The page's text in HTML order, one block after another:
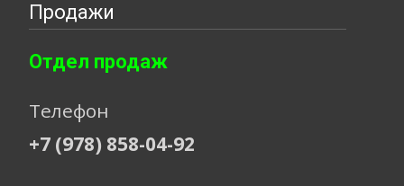
Продажи
Отдел продаж
Телефон
+7 (978) 858-04-92